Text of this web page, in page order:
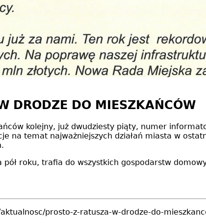
DRODZE DO MIESZKAŃCÓW
kolejny, już dwudziesty piąty, numer
na temat najważniejszych działań miasta w
roku, trafia do wszystkich gospodarstw
prosto-z-ratusza-w-drodze-do-